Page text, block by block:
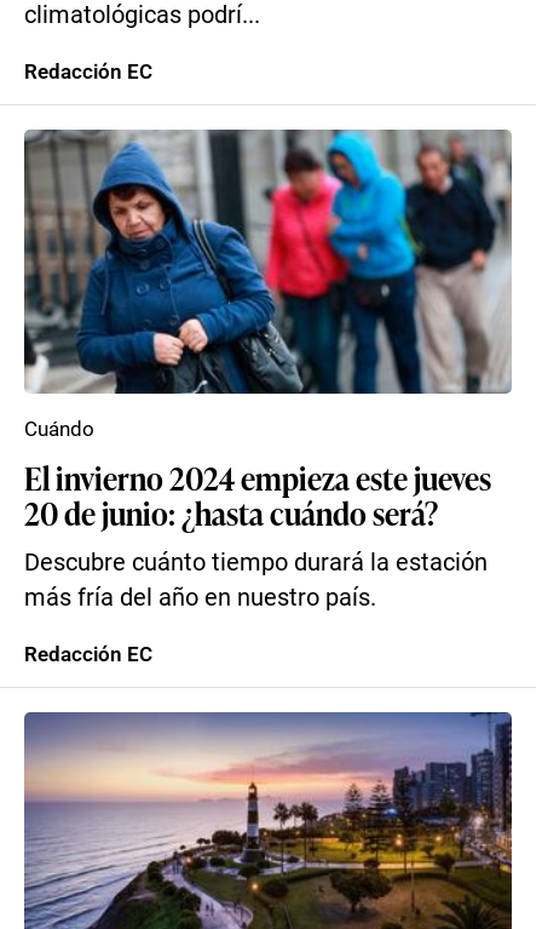
climatológicas podrí...
Redacción EC
El invierno 2024 empieza este jueves
20 de junio: ¿hasta cuándo será?
Descubre cuánto tiempo durará la estación
más fría del año en nuestro país.
Cuándo
Redacción EC